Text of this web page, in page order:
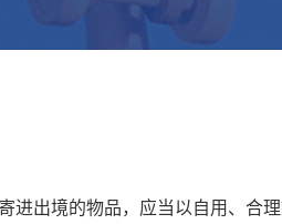
进出境的物品，应当以自用、合